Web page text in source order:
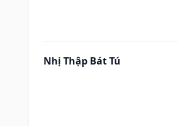
Nhị Thập Bát Tú